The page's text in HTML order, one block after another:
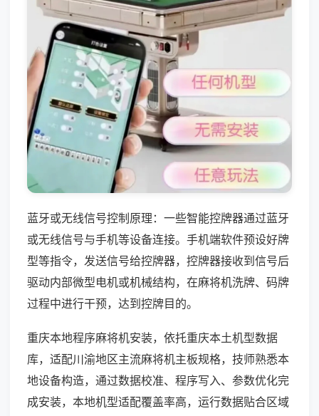
蓝牙或无线信号控制原理：一些智能控牌器通过蓝牙
或无线信号与手机等设备连接。手机端软件预设好牌
型等指令，发送信号给控牌器，控牌器接收到信号后
驱动内部微型电机或机械结构，在麻将机洗牌、码牌
过程中进行干预，达到控牌目的。
重庆本地程序麻将机安装，依托重庆本土机型数据
库，适配川渝地区主流麻将机主板规格，技师熟悉本
地设备构造，通过数据校准、程序写入、参数优化完
成安装，本地机型适配覆盖率高，运行数据贴合区域